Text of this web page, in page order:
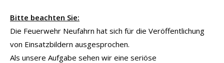
Bitte beachten Sie:
Die Feuerwehr Neufahrn hat sich für die Veröffentlichung
von Einsatzbildern ausgesprochen.
Als unsere Aufgabe sehen wir eine seriöse